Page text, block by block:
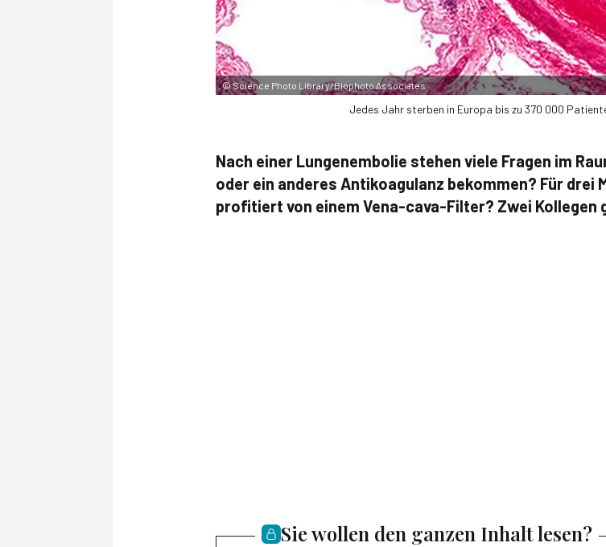
©Science Photo Library/Biophoto Associates
Jedes Jahr sterben in Europa bis zu 370 000
Nach einer Lungenembolie stehen viele Fragen im
oder ein anderes Antikoagulanz bekommen? Für drei
profitiert von einem Vena-cava-Filter? Zwei Kollegen
Sie wollen den ganzen Inhalt lesen?